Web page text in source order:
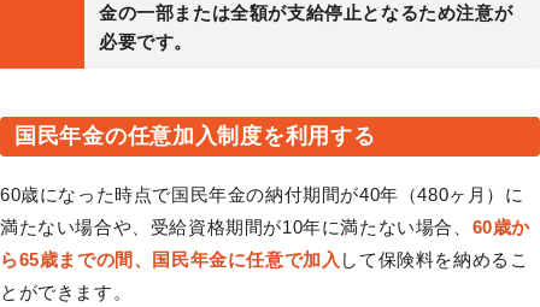
金の一部または全額が支給停止となるため注意が
必要です。
国民年金の任意加入制度を利用する
60歳になった時点で国民年金の納付期間が40年（480ヶ月）に
満たない場合や、受給資格期間が10年に満たない場合、 60歳か
ら65歳までの間、国民年金に任意で加入 して保険料を納めるこ
とができます。